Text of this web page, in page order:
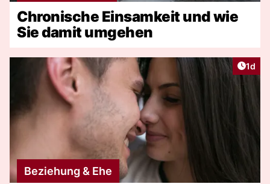
Chronische Einsamkeit und wie
Sie damit umgehen
1d
Beziehung & Ehe